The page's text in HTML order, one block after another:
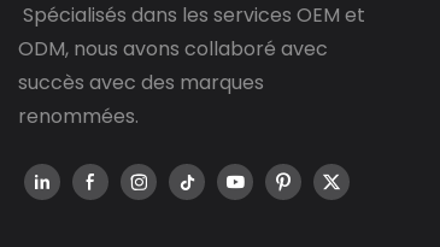
Spécialisés dans les services OEM et
ODM, nous avons collaboré avec
succès avec des marques
renommées.